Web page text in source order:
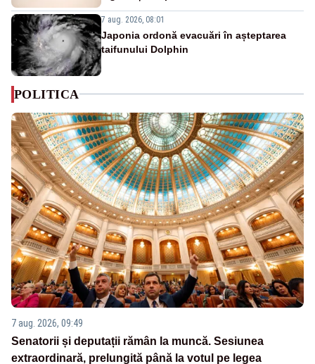
7 aug. 2026, 08:01
Japonia ordonă evacuări în așteptarea
taifunului Dolphin
POLITICA
7 aug. 2026, 09:49
Senatorii și deputații rămân la muncă. Sesiunea
extraordinară, prelungită până la votul pe legea